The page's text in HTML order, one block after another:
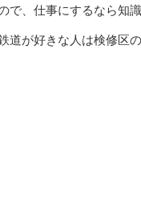
で、仕事にするなら知
道が好きな人は検修区